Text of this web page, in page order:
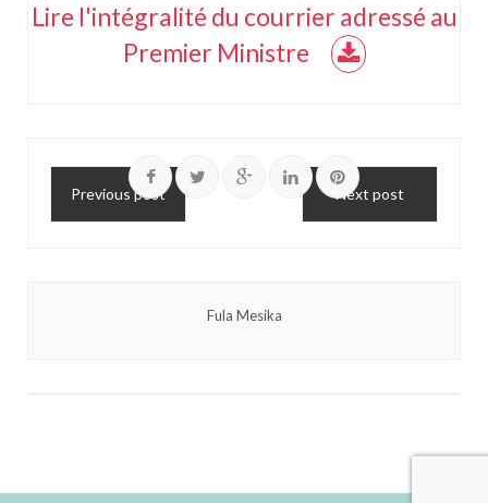
Lire l'intégralité du courrier adressé au
Premier Ministre
Previous post Next post
Fula Mesika